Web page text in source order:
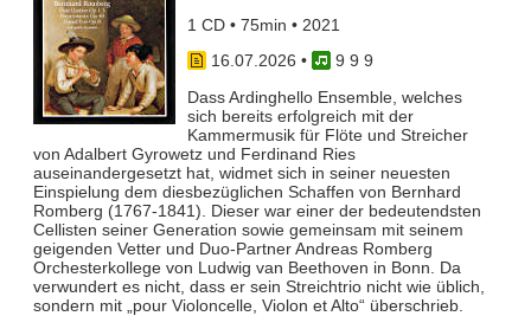
1 CD • 75min • 2021
16.07.2026 •
9 9 9
Dass Ardinghello Ensemble, welches
sich bereits erfolgreich mit der
Kammermusik für Flöte und Streicher
von Adalbert Gyrowetz und Ferdinand Ries
auseinandergesetzt hat, widmet sich in seiner neuesten
Einspielung dem diesbezüglichen Schaffen von Bernhard
Romberg (1767-1841). Dieser war einer der bedeutendsten
Cellisten seiner Generation sowie gemeinsam mit seinem
geigenden Vetter und Duo-Partner Andreas Romberg
Orchesterkollege von Ludwig van Beethoven in Bonn. Da
verwundert es nicht, dass er sein Streichtrio nicht wie üblich,
sondern mit „pour Violoncelle, Violon et Alto“ überschrieb.